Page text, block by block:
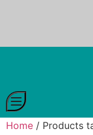
Home / Products